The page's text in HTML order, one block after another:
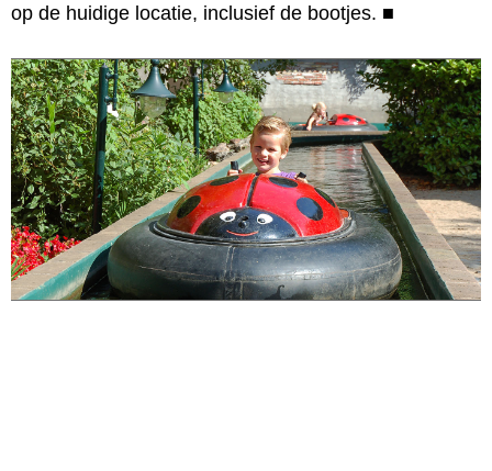
op de huidige locatie, inclusief de bootjes. ■